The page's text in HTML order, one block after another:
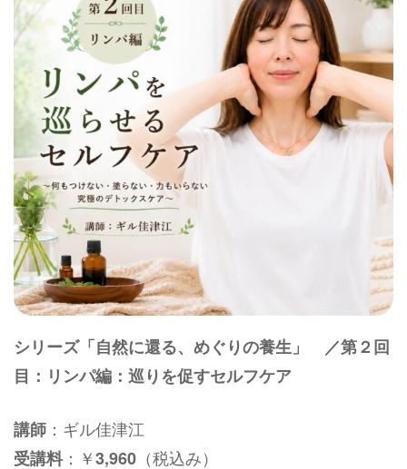
シリーズ「自然に還る、めぐりの養生」 ／第２回
目：リンパ編：巡りを促すセルフケア
講師 ：ギル佳津江
受講料：￥3,960 （税込み）